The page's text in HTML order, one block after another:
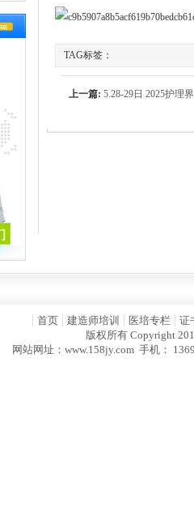
TAG标签：
上一篇:5.28-29日 2025护理
创新与学科发展护理大会
首页 建造师培训 医培专栏
证
版权所有 Copyright
网站网址：www.158jy.com 手机：